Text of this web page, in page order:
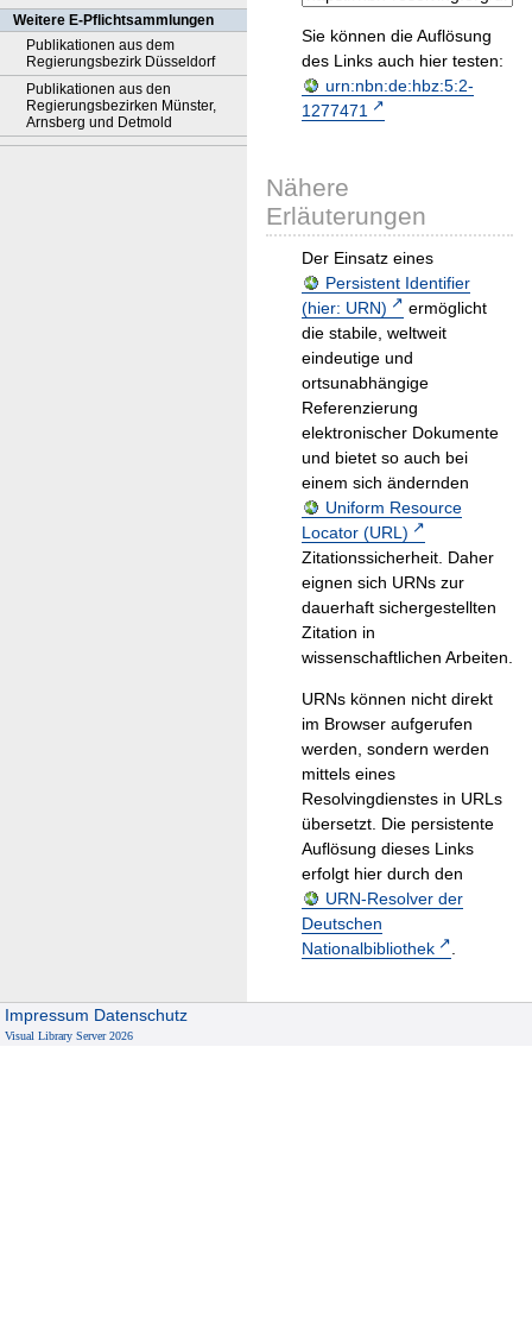
Weitere E-Pflichtsammlungen
Publikationen aus dem
Regierungsbezirk Düsseldorf
Publikationen aus den
Regierungsbezirken Münster,
Arnsberg und Detmold
Sie können die Auflösung
des Links auch hier testen:
urn:nbn:de:hbz:5:2-
1277471
Nähere
Erläuterungen
Der Einsatz eines
Persistent Identifier
(hier: URN)
ermöglicht
die stabile, weltweit
eindeutige und
ortsunabhängige
Referenzierung
elektronischer Dokumente
und bietet so auch bei
einem sich ändernden
Uniform Resource
Locator (URL)
Zitationssicherheit. Daher
eignen sich URNs zur
dauerhaft sichergestellten
Zitation in
wissenschaftlichen Arbeiten.
URNs können nicht direkt
im Browser aufgerufen
werden, sondern werden
mittels eines
Resolvingdienstes in URLs
übersetzt. Die persistente
Auflösung dieses Links
erfolgt hier durch den
URN-Resolver der
Deutschen
Nationalbibliothek
.
Impressum Datenschutz
Visual Library Server 2026